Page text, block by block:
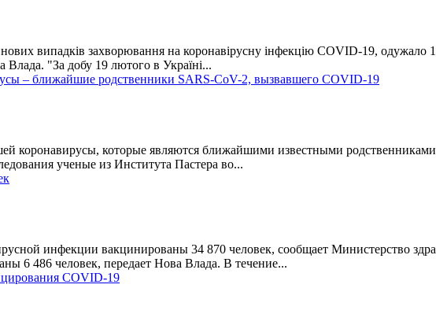
нових випадків захворювання на коронавірусну інфекцію СOVID-19,
Влада. "За добу 19 лютого в Україні...
– ближайшие родственники SARS-CoV-2, вызвавшего COVID-19
коронавирусы, которые являются ближайшими известными
ученые из Института Пастера во...
инфекции вакцинированы 34 870 человек, сообщает Министерство
6 486 человек, передает Нова Влада. В течение...
COVID-19